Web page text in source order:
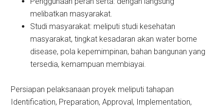
melibatkan masyarakat.
Studi masyarakat: meliputi studi kesehatan
masyarakat, tingkat kesadaran akan water borne
disease, pola kepemimpinan, bahan bangunan yang
tersedia, kemampuan membiayai.
Persiapan pelaksanaan proyek meliputi tahapan
Identification, Preparation, Approval, Implementation,